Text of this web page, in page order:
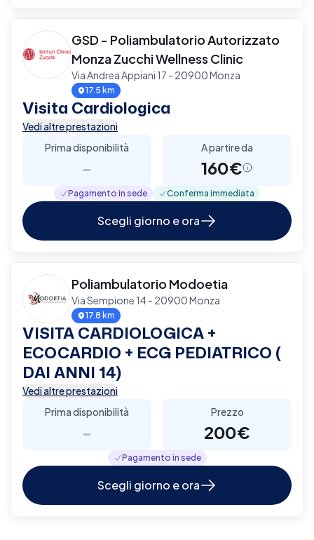
GSD - Poliambulatorio Autorizzato
Monza Zucchi Wellness Clinic
Via Andrea Appiani 17 - 20900 Monza
17.5 km
Visita Cardiologica
Vedi altre prestazioni
Prima disponibilità
-
A partire da
160€
Pagamento in sede Conferma immediata
Scegli giorno e ora
Poliambulatorio Modoetia
Via Sempione 14 - 20900 Monza
17.8 km
VISITA CARDIOLOGICA +
ECOCARDIO + ECG PEDIATRICO (
DAI ANNI 14)
Vedi altre prestazioni
Prima disponibilità
-
Prezzo
200€
Pagamento in sede
Scegli giorno e ora